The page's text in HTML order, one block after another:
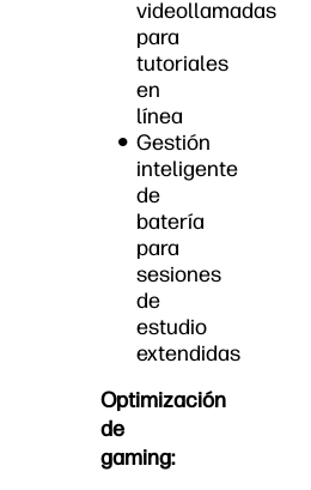
videollamadas
para
tutoriales
en
línea
Gestión
inteligente
de
batería
para
sesiones
de
estudio
extendidas
Optimización
de
gaming: